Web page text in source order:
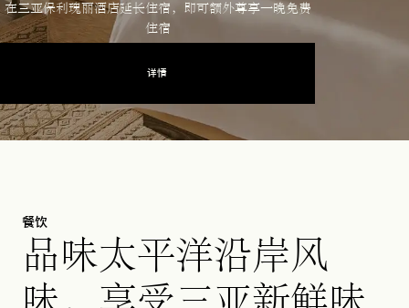
详情
在三亚保利瑰丽酒店延长住宿，即可额外尊享一晚免费
住宿
餐饮
品味太平洋沿岸风